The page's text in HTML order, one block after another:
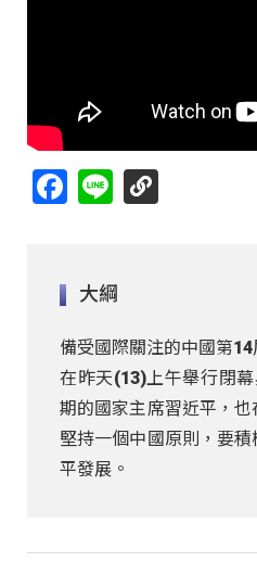
Facebook
Line
大綱
備受國際關注的中國第14
在昨天(13)上午舉行閉
期的國家主席習近平，也
堅持一個中國原則，要
平發展。